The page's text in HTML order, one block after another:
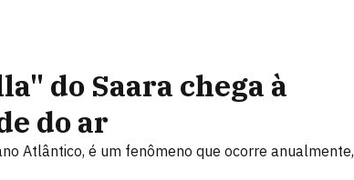
do Saara chega à
do ar
Atlântico, é um fenômeno que ocorre anualmente,